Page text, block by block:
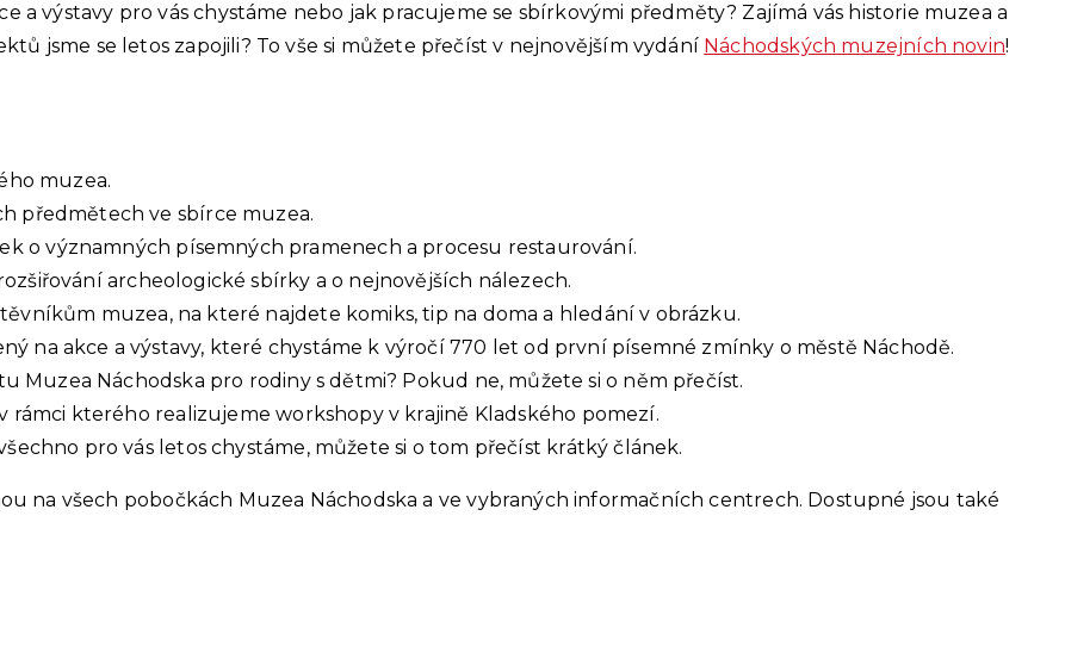
a výstavy pro vás chystáme nebo jak pracujeme se sbírkovými předměty? Zajímá vás historie muzea a
jsme se letos zapojili? To vše si můžete přečíst v nejnovějším vydání Náchodských muzejních novin!
muzea.
předmětech ve sbírce muzea.
o významných písemných pramenech a procesu restaurování.
archeologické sbírky a o nejnovějších nálezech.
muzea, na které najdete komiks, tip na doma a hledání v obrázku.
na akce a výstavy, které chystáme k výročí 770 let od první písemné zmínky o městě Náchodě.
Muzea Náchodska pro rodiny s dětmi? Pokud ne, můžete si o něm přečíst.
kterého realizujeme workshopy v krajině Kladského pomezí.
pro vás letos chystáme, můžete si o tom přečíst krátký článek.
na všech pobočkách Muzea Náchodska a ve vybraných informačních centrech. Dostupné jsou také